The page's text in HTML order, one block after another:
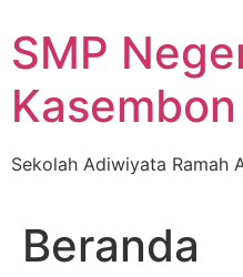
to
content
SMP
Kasembon
Sekolah Adiwiyata Ramah
Beranda